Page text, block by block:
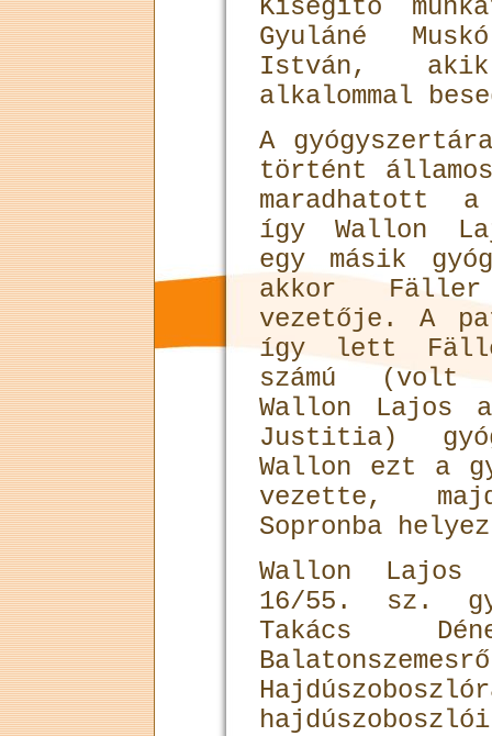
Kisegítő
Gyuláné
István,
alkalommal
A
történt
maradhatott
így Wallon
egy másik
akkor
vezetője. A
így lett
számú (volt
Wallon Lajos
Justitia)
Wallon ezt a
vezette,
Sopronba
Wallon
16/55. sz.
Takács